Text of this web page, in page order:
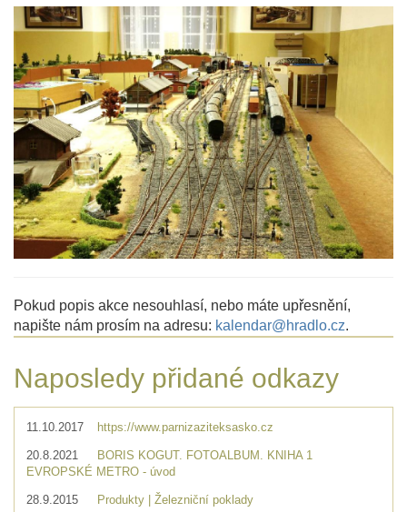
Pokud popis akce nesouhlasí, nebo máte upřesnění,
napište nám prosím na adresu: kalendar@hradlo.cz.
Naposledy přidané odkazy
11.10.2017 https://www.parnizaziteksasko.cz
20.8.2021
BORIS KOGUT. FOTOALBUM. KNIHA 1
EVROPSKÉ METRO - úvod
28.9.2015 Produkty | Železniční poklady